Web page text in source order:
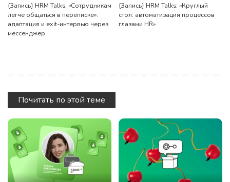
{Запись} HRM Talks: «Сотрудникам
легче общаться в переписке»:
адаптация и exit-интервью через
мессенджер
{Запись} HRM Talks: «Круглый
стол: автоматизация процессов
глазами HR»
Почитать по этой теме